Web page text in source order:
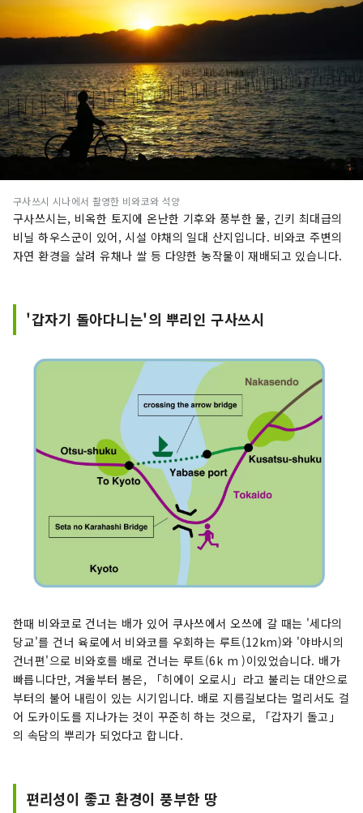
구사쓰시 시나에서 촬영한 비와코와 석양
구사쓰시는, 비옥한 토지에 온난한 기후와 풍부한 물, 긴키 최대급의
비닐 하우스군이 있어, 시설 야채의 일대 산지입니다. 비와코 주변의
자연 환경을 살려 유채나 쌀 등 다양한 농작물이 재배되고 있습니다.
'갑자기 돌아다니는'의 뿌리인 구사쓰시
한때 비와코로 건너는 배가 있어 쿠사쓰에서 오쓰에 갈 때는 '세다의
당교'를 건너 육로에서 비와코를 우회하는 루트(12km)와 '야바시의
건너편'으로 비와호를 배로 건너는 루트(6k m )이있었습니다. 배가
빠릅니다만, 겨울부터 봄은, 「히에이 오로시」라고 불리는 대안으로
부터의 불어 내림이 있는 시기입니다. 배로 지름길보다는 멀리서도 걸
어 도카이도를 지나가는 것이 꾸준히 하는 것으로, 「갑자기 돌고」
의 속담의 뿌리가 되었다고 합니다.
편리성이 좋고 환경이 풍부한 땅